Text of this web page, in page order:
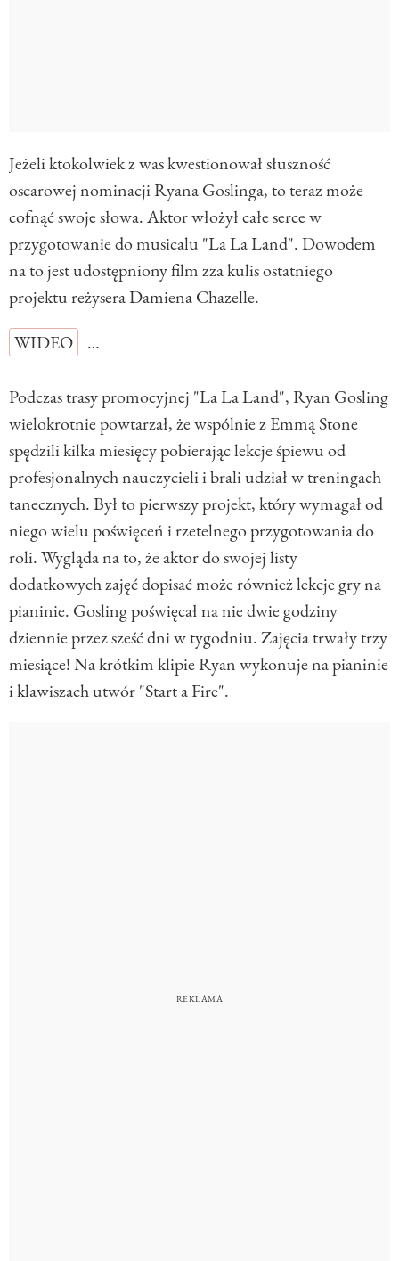
Jeżeli ktokolwiek z was kwestionował słuszność
oscarowej nominacji Ryana Goslinga, to teraz może
cofnąć swoje słowa. Aktor włożył całe serce w
przygotowanie do musicalu "La La Land". Dowodem
na to jest udostępniony film zza kulis ostatniego
projektu reżysera Damiena Chazelle.
WIDEO
…
Podczas trasy promocyjnej "La La Land", Ryan Gosling
wielokrotnie powtarzał, że wspólnie z Emmą Stone
spędzili kilka miesięcy pobierając lekcje śpiewu od
profesjonalnych nauczycieli i brali udział w treningach
tanecznych. Był to pierwszy projekt, który wymagał od
niego wielu poświęceń i rzetelnego przygotowania do
roli. Wygląda na to, że aktor do swojej listy
dodatkowych zajęć dopisać może również lekcje gry na
pianinie. Gosling poświęcał na nie dwie godziny
dziennie przez sześć dni w tygodniu. Zajęcia trwały trzy
miesiące! Na krótkim klipie Ryan wykonuje na pianinie
i klawiszach utwór "Start a Fire".